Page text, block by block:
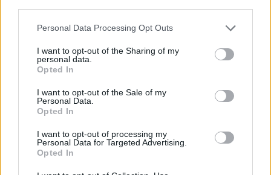
Please note that this website/app uses one or more Google
not limited to your visit or usage behaviour. You may click to
grant or deny consent to Google and its third-party tags to
use your data for below specified purposes in below Google
consent section.
Personal Data Processing Opt Outs
I want to opt-out of the Sharing of my
personal data.
Opted In
I want to opt-out of the Sale of my
Personal Data.
Opted In
I want to opt-out of processing my
Personal Data for Targeted Advertising.
Opted In
Σχολίασε εδώ